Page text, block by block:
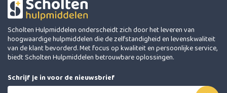
Scholten Hulpmiddelen onderscheidt zich door het leveren van
hoogwaardige hulpmiddelen die de zelfstandigheid en levenskwaliteit
van de klant bevorderd. Met focus op kwaliteit en persoonlijke service,
biedt Scholten Hulpmiddelen betrouwbare oplossingen.
Schrijf je in voor de nieuwsbrief